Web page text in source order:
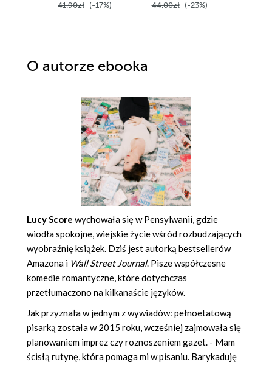
41.90zł (-17%) 44.00zł (-23%)
O autorze ebooka
Lucy Score wychowała się w Pensylwanii, gdzie
wiodła spokojne, wiejskie życie wśród rozbudzających
wyobraźnię książek. Dziś jest autorką bestsellerów
Amazona i Wall Street Journal. Pisze współczesne
komedie romantyczne, które dotychczas
przetłumaczono na kilkanaście języków.
Jak przyznała w jednym z wywiadów: pełnoetatową
pisarką została w 2015 roku, wcześniej zajmowała się
planowaniem imprez czy roznoszeniem gazet. - Mam
ścisłą rutynę, która pomaga mi w pisaniu. Barykaduję